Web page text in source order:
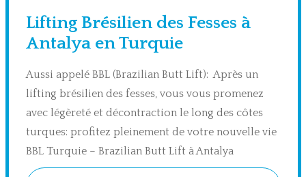
Lifting Brésilien des Fesses à
Antalya en Turquie
Aussi appelé BBL (Brazilian Butt Lift): Après un
lifting brésilien des fesses, vous vous promenez
avec légèreté et décontraction le long des côtes
turques: profitez pleinement de votre nouvelle vie
BBL Turquie – Brazilian Butt Lift à Antalya